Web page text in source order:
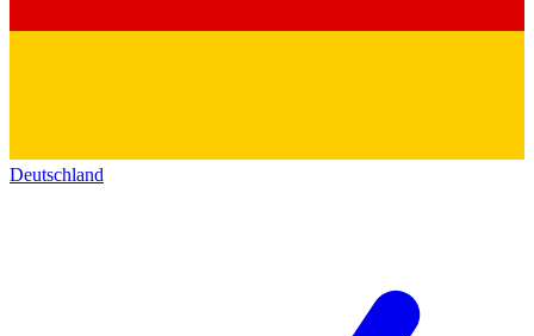
Deutschland